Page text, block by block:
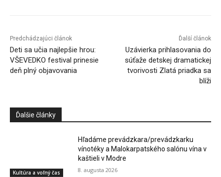
Predchádzajúci článok
Deti sa učia najlepšie hrou:
VŠEVEDKO festival prinesie
deň plný objavovania
Ďalší článok
Uzávierka prihlasovania do
súťaže detskej dramatickej
tvorivosti Zlatá priadka sa
blíži
Ďalšie články
Kultúra a voľný čas
Hľadáme prevádzkara/prevádzkarku
vínotéky a Malokarpatského salónu vína v
kaštieli v Modre
8. augusta 2026